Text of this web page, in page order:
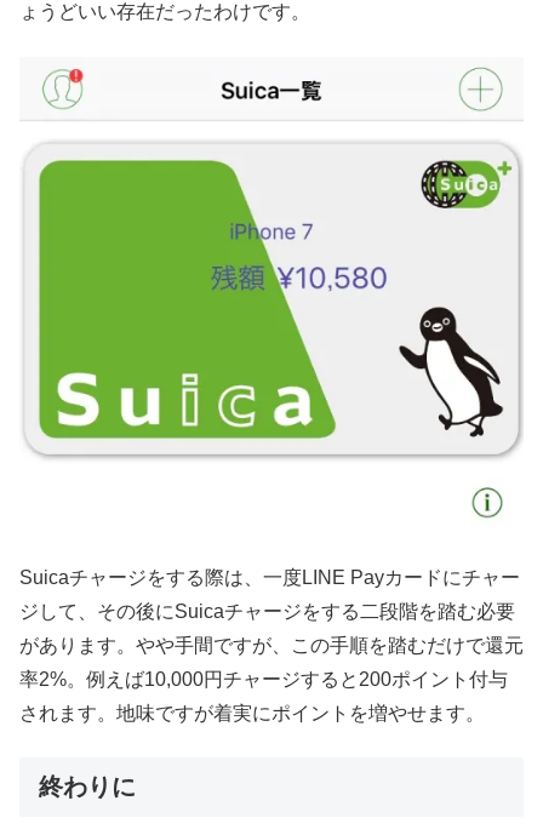
ょうどいい存在だったわけです。
Suicaチャージをする際は、一度LINE Payカードにチャー
ジして、その後にSuicaチャージをする二段階を踏む必要
があります。やや手間ですが、この手順を踏むだけで還元
率2%。例えば10,000円チャージすると200ポイント付与
されます。地味ですが着実にポイントを増やせます。
終わりに